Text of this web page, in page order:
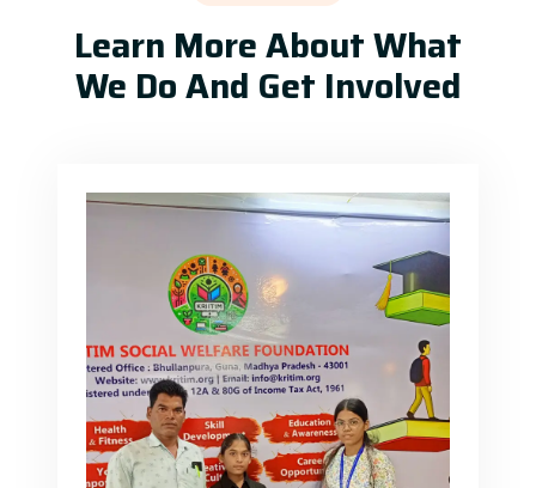
Learn More About What
We Do And Get Involved